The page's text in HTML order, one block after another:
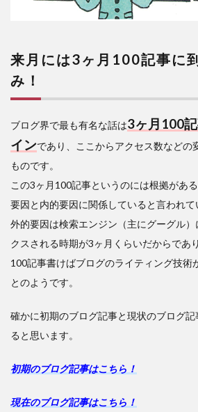
来月には3ヶ月100記事に
み！
ブログ界で最も有名な話は3ヶ月100
インであり、ここからアクセス数などの
ものです。
この3ヶ月100記事というのには根拠があ
要因と内的要因に関係していると言われて
外的要因は検索エンジン（主にグーグル
クスされる時期が3ヶ月くらいだからであ
100記事書けばブログのライティング技術
とのようです。
確かに初期のブログ記事と現状のブログ
ると思います。
初期のブログ記事はこちら！
現在のブログ記事はこちら！